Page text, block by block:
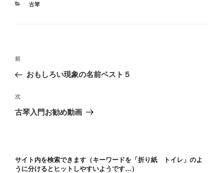
カ
古琴
投
ナ
ビ
ゲ
ン
前
の
稿
前
おもしろい現象の名前ベスト５
次
の
次
古琴入門お勧め動画
サイト内を検索できます（キーワードを「折り紙 トイレ」のよ
うに分けるとヒットしやすいようです…）